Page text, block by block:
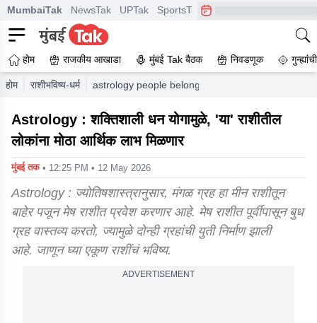
MumbaiTak NewsTak UPTak SportsTak CrimeTak
होम राजकीय आखाडा मुंबई Tak बैठक निवडणूक
होम राशीभविष्य-धर्म astrology people belonging to these zodiac signs
Astrology : शक्तिशाली धन योगामुळे, 'या' राशीतील
लोकांना मोठा आर्थिक लाभ मिळणार
मुंबई तक • 12:25 PM • 12 May 2026
Astrology : ज्योतिषशास्त्रानुसार, मंगळ ग्रह हा मीन राशीतून
बाहेर पजून मेष राशीत प्रवेश करणार आहे. मेष राशीत पूर्वीपासून बुध
ग्रह वास्तव्य करतो, ज्यामुळे दोन्ही ग्रहांची युती निर्माण झाली
आहे. जाणून घ्या एकूण राशींचं भविष्य.
ADVERTISEMENT